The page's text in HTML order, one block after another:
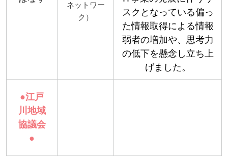
ネットワー
ク ）
スクとなっている偏っ
た情報取得による情報
弱者の増加や、思考力
の低下を懸念し立ち上
げました。
●江戸
川 地域
協議会
●